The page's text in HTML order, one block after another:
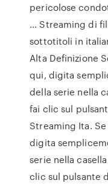
pericolose
… Streaming di
sottotitoli in
Alta Definizione
qui, digita
della serie nella
fai clic sul
Streaming Ita.
digita
serie nella
clic sul pulsante